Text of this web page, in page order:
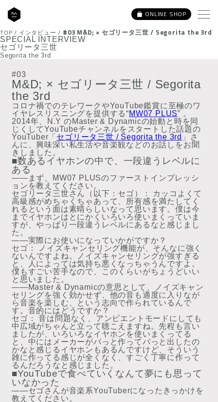
ONLINE SHOP
TOP / インタビュー / #03 M&D; × セゴリータ三世 / Segorita the 3rd
SPECIAL INTERVIEW
セゴリータ三世
Segorita the 3rd
#03
M&D; × セゴリータ三世 / Segorita
the 3rd
コロナ禍でのテレワークやYouTube鑑賞に至極のワ
イヤレスリスニングを提供する“MW07 PLUS” 。
2014年、N.Y のMaster & Dynamicの始動と時を同
じくしてYouTubeチャンネルをスタートした話題の
YouTuber「 セゴリータ三世 / Segorita the 3rd 」さ
んに、興味深い私生活や音楽観などのお話しをお聞
きしました。
■数あるイヤホンの中で、一段違うレベルに
ある
――まず、MW07 PLUSのファーストインプレッシ
ョンを教えてください。
セゴリータ三世さん（以下：セゴ）：
カッコよくて
高級感がめちゃくちゃあって、所有感を満たしてく
れるという面は素晴らしいなって思います。僕は今
までイヤホンはとにかくいろいろ使いまくっていま
すが、やっぱり一段違うレベルにあるなと感じまし
た。
――実際にお使いになっていかがですか？
セゴ：
ノイズキャンセリング機能が、そんなに強く
ないんですよね。ノイズキャンセリングが強すぎる
と、人によっては気持ち悪くなっちゃうんですよ。
僕もすごい苦手なので、このくらいがちょうどいい
と思いました。
――Master & Dynamicの意思として、ノイズキャン
セリングを強く効かせず、他の音も適度に入りなが
ら音楽を楽しむ、という志向で作られているんで
す。音的にはどうですか？
セゴ：
音は問題なく、アンビエントモードにしても
中広域がちゃんと立って聴こえますね。先程も言い
ましたが、いろいろなイヤホンを使いまくってる
と、中にはメーカーがパっと作ってパっと出したの
かなと感じるイヤホンもあるんですけど、そういう
雑に作ってる感じが全くなく、すごく丁寧に作って
るんだろうなと感じました。
■YouTubeで食べていくなんて夢にも思って
いなかった
――セゴさんが音楽系YouTuberになったきっかけを
教えてください。